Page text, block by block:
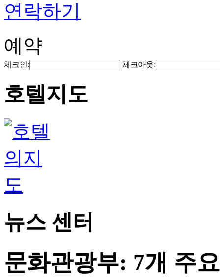
연락하기
예약
체크인: 체크아웃:
호텔지도
뉴스 센터
문화관광부: 7개 주